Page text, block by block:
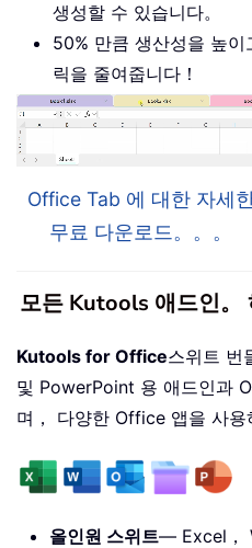
생성할 수 있습니다。
50% 만큼 생산성을 높
릭을 줄여줍니다！
Office Tab 에 대한 자세
무료 다운로드。。。
모든 Kutools 애드인。
Kutools for Office스위트 번
및 PowerPoint 용 애드인과
며， 다양한 Office 앱을 사용
올인원 스위트— Excel，